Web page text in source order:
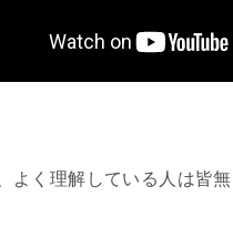
よく理解している人は皆無